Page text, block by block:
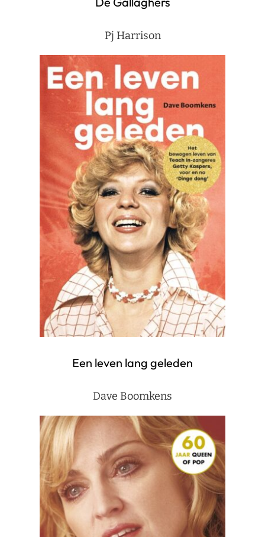
Pj Harrison
Een leven lang geleden
Dave Boomkens